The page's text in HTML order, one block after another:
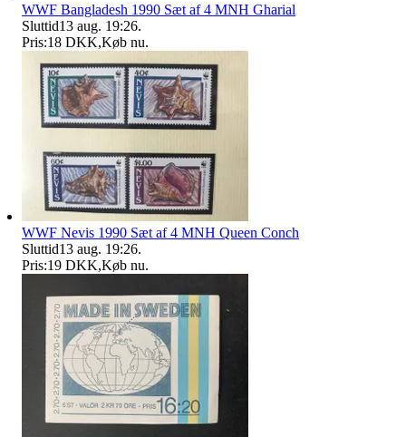
WWF Bangladesh 1990 Sæt af 4 MNH Gharial
Sluttid13 aug. 19:26.
Pris:18 DKK,Køb nu.
WWF Nevis 1990 Sæt af 4 MNH Queen Conch
Sluttid13 aug. 19:26.
Pris:19 DKK,Køb nu.